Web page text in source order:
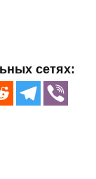
сетях: